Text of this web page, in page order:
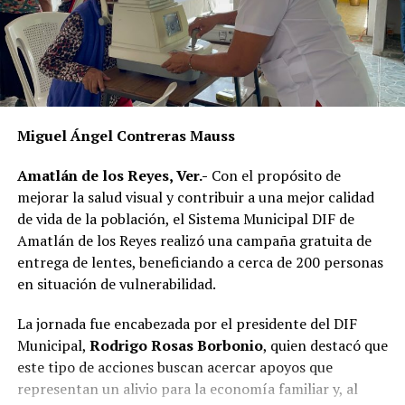
La publicación provocó críticas entre pobladores,
quienes consideran que la Agencia Municipal podría
estar excediendo sus atribuciones al anunciar posibles
sanciones sin precisar el fundamento jurídico que las
presunto abuso de autoridad.
Si bien especialistas y organizaciones dedicadas al
bienestar animal coinciden en que los propietarios
tienen la obligación de impedir que sus mascotas
deambulen libremente por la vía pública, también
advierten que ello no significa mantenerlas
permanentemente amarradas.
La Ley de Protección a los Animales para el Estado de
Veracruz tiene como objetivo garantizar el bienestar, el
trato digno y evitar el maltrato y la crueldad hacia los
animales.
Miguel Ángel Contreras Mauss
Amatlán de los Reyes, Ver.- Con el propósito de
mejorar la salud visual y contribuir a una mejor calidad
de vida de la población, el Sistema Municipal DIF de
Amatlán de los Reyes realizó una campaña gratuita de
entrega de lentes, beneficiando a cerca de 200 personas
en situación de vulnerabilidad.
La jornada fue encabezada por el presidente del DIF
Municipal, Rodrigo Rosas Borbonio, quien destacó que
este tipo de acciones buscan acercar apoyos que
representan un alivio para la economía familiar y, al